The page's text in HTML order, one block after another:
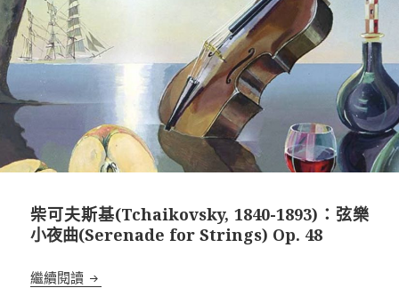
柴可夫斯基(Tchaikovsky, 1840-1893)：弦樂
小夜曲(Serenade for Strings) Op. 48
繼續閱讀 柴可夫斯基(Tchaikovsky, 1840-1893)：弦樂小夜